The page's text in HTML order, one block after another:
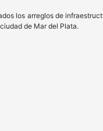
los arreglos de
de Mar del Plata.